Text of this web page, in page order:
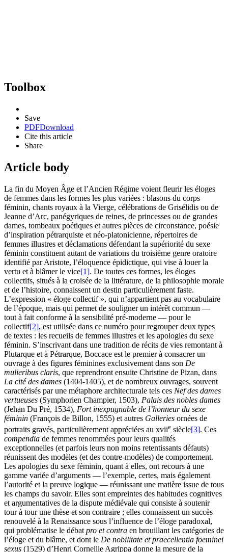
Toolbox
Save
PDFDownload
Cite this article
Share
Article body
La fin du Moyen Âge et l’Ancien Régime voient fleurir les éloges
de femmes dans les formes les plus variées : blasons du corps
féminin, chants royaux à la Vierge, célébrations de Grisélidis ou de
Jeanne d’Arc, panégyriques de reines, de princesses ou de grandes
dames, tombeaux poétiques et autres pièces de circonstance, poésie
d’inspiration pétrarquiste et néo-platonicienne, répertoires de
femmes illustres et déclamations défendant la supériorité du sexe
féminin constituent autant de variations du troisième genre oratoire
identifié par Aristote, l’éloquence épidictique, qui vise à louer la
vertu et à blâmer le vice[1]. De toutes ces formes, les éloges
collectifs, situés à la croisée de la littérature, de la philosophie morale
et de l’histoire, connaissent un destin particulièrement faste.
L’expression « éloge collectif », qui n’appartient pas au vocabulaire
de l’époque, mais qui permet de souligner un intérêt commun —
tout à fait conforme à la sensibilité pré-moderne — pour le
collectif[2], est utilisée dans ce numéro pour regrouper deux types
de textes : les recueils de femmes illustres et les apologies du sexe
féminin. S’inscrivant dans une tradition de récits de vies remontant à
Plutarque et à Pétrarque, Boccace est le premier à consacrer un
ouvrage à des figures féminines exclusivement dans son De
mulieribus claris, que reprendront ensuite Christine de Pizan, dans
La cité des dames (1404-1405), et de nombreux ouvrages, souvent
caractérisés par une métaphore architecturale tels ces Nef des dames
vertueuses (Symphorien Champier, 1503), Palais des nobles dames
(Jehan Du Pré, 1534), Fort inexpugnable de l’honneur du sexe
féminin (François de Billon, 1555) et autres Galleries ornées de
portraits gravés, particulièrement appréciées au xviie siècle[3]. Ces
compendia de femmes renommées pour leurs qualités
exceptionnelles (et parfois leurs non moins retentissants défauts)
réunissent des modèles (et des contre-modèles) de comportement.
Les apologies du sexe féminin, quant à elles, ont recours à une
gamme variée d’arguments — l’exemple, certes, mais également
l’autorité et la preuve logique — réunissant une matière issue de tous
les champs du savoir. Elles sont empreintes des habitudes cognitives
et argumentatives de la dispute médiévale qui consiste à soutenir
tour à tour une thèse et son contraire ; elles connaissent un succès
renouvelé à la Renaissance sous l’influence de l’éloge paradoxal,
qui problématise le débat pro et contra en brouillant les catégories de
l’éloge et du blâme, et dont le De nobilitate et praecellentia foeminei
sexus (1529) d’Henri Corneille Agrippa donne la mesure de la